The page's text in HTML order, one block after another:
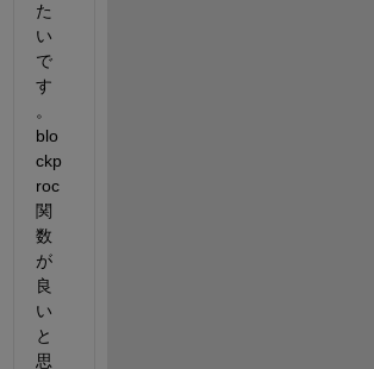
た
い
で
す
。
blo
ckp
roc
関
数
が
良
い
と
思